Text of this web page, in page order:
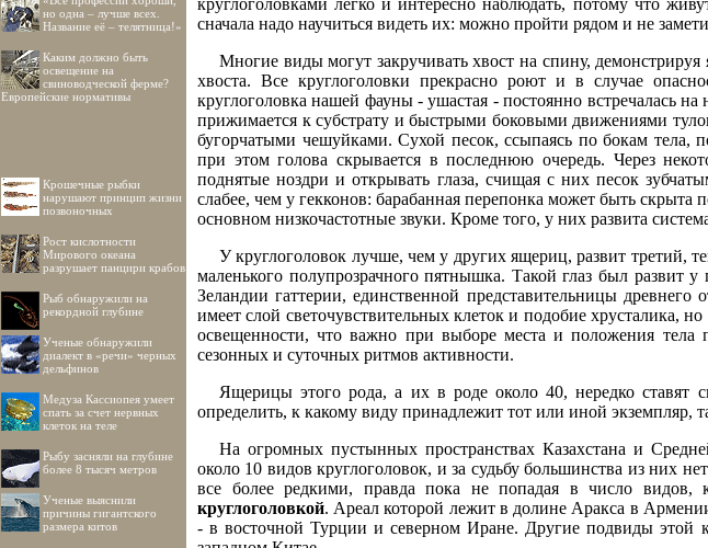
но одна – лучше всех.
Название её – телятница!»
Каким должно быть
освещение на
свиноводческой ферме?
Европейские нормативы
Крошечные рыбки
нарушают принцип жизни
позвоночных
Рост кислотности
Мирового океана
разрушает панцири крабов
Рыб обнаружили на
рекордной глубине
Ученые обнаружили
диалект в «речи» черных
дельфинов
Медуза Кассиопея умеет
спать за счет нервных
клеток на теле
Рыбу засняли на глубине
более 8 тысяч метров
Ученые выяснили
причины гигантского
размера китов
круглоголовками легко и интересно наблюдать, потому что
сначала надо научиться видеть их: можно пройти рядом и не
Многие виды могут закручивать хвост на спину,
хвоста. Все круглоголовки прекрасно роют и в случае
круглоголовка нашей фауны - ушастая - постоянно встречалась
прижимается к субстрату и быстрыми боковыми движениями
бугорчатыми чешуйками. Сухой песок, ссыпаясь по бокам тела,
при этом голова скрывается в последнюю очередь. Через
поднятые ноздри и открывать глаза, счищая с них песок
слабее, чем у гекконов: барабанная перепонка может быть
основном низкочастотные звуки. Кроме того, у них развита
У круглоголовок лучше, чем у других ящериц, развит третий,
маленького полупрозрачного пятнышка. Такой глаз был
Зеландии гаттерии, единственной представительницы
имеет слой светочувствительных клеток и подобие хрусталика,
освещенности, что важно при выборе места и положения
сезонных и суточных ритмов активности.
Ящерицы этого рода, а их в роде около 40, нередко ставят
определить, к какому виду принадлежит тот или иной экземпляр,
На огромных пустынных пространствах Казахстана и
около 10 видов круглоголовок, и за судьбу большинства из них
все более редкими, правда пока не попадая в число видов,
круглоголовкой. Ареал которой лежит в долине Аракса в
- в восточной Турции и северном Иране. Другие подвиды этой